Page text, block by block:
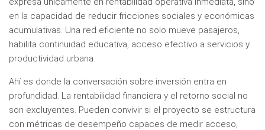
en la capacidad de reducir fricciones sociales y económicas
acumulativas. Una red eficiente no solo mueve pasajeros,
habilita continuidad educativa, acceso efectivo a servicios y
productividad urbana.
Ahí es donde la conversación sobre inversión entra en
profundidad. La rentabilidad financiera y el retorno social no
son excluyentes. Pueden convivir si el proyecto se estructura
con métricas de desempeño capaces de medir acceso,